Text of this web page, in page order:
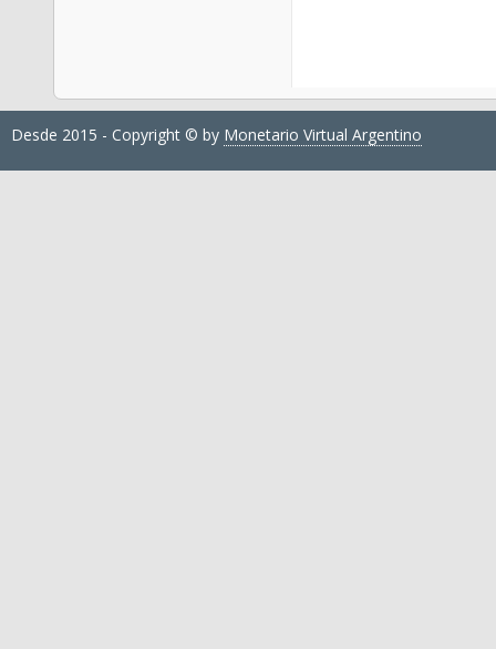
Desde 2015 - Copyright © by Monetario Virtual Argentino